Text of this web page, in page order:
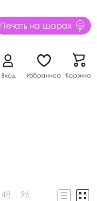
Печать на шарах
Вход Избранное Корзина
48 96